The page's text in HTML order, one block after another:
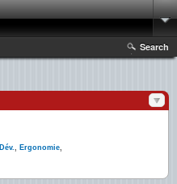
Search
Dév., Ergonomie,